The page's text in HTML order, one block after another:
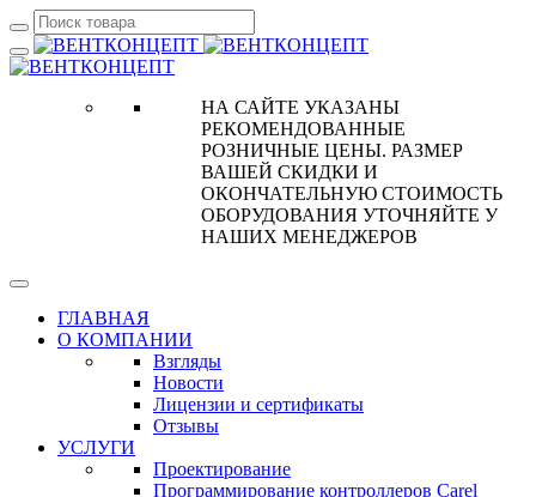
НА САЙТЕ УКАЗАНЫ
РЕКОМЕНДОВАННЫЕ
РОЗНИЧНЫЕ ЦЕНЫ. РАЗМЕР
ВАШЕЙ СКИДКИ И
ОКОНЧАТЕЛЬНУЮ СТОИМОСТЬ
ОБОРУДОВАНИЯ УТОЧНЯЙТЕ У
НАШИХ МЕНЕДЖЕРОВ
ГЛАВНАЯ
О КОМПАНИИ
Взгляды
Новости
Лицензии и сертификаты
Отзывы
УСЛУГИ
Проектирование
Программирование контроллеров Carel